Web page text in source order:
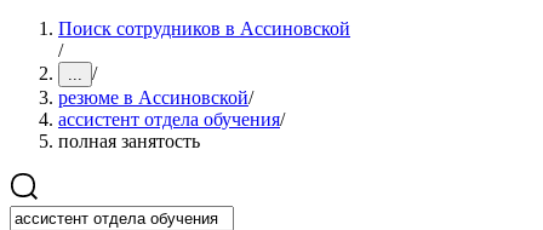
Поиск сотрудников в Ассиновской
/
... /
резюме в Ассиновской/
ассистент отдела обучения/
полная занятость